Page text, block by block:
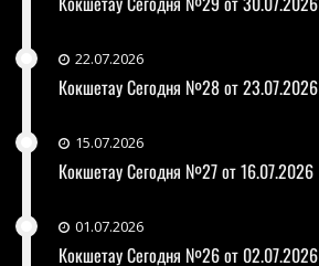
22.07.2026
Кокшетау Сегодня №28 от 23.07.2026
15.07.2026
Кокшетау Сегодня №27 от 16.07.2026
01.07.2026
Кокшетау Сегодня №26 от 02.07.2026